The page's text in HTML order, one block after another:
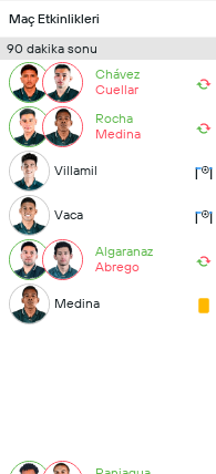
Maç Etkinlikleri
90 dakika sonu
Chávez
Cuellar
Rocha
Medina
Villamil
Vaca
Algaranaz
Abrego
Medina